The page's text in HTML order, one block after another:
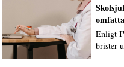
Enligt
brister